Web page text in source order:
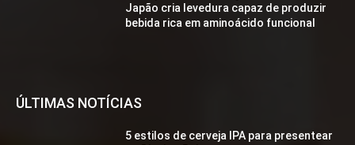
Japão cria levedura capaz de produzir
bebida rica em aminoácido funcional
ÚLTIMAS NOTÍCIAS
5 estilos de cerveja IPA para presentear